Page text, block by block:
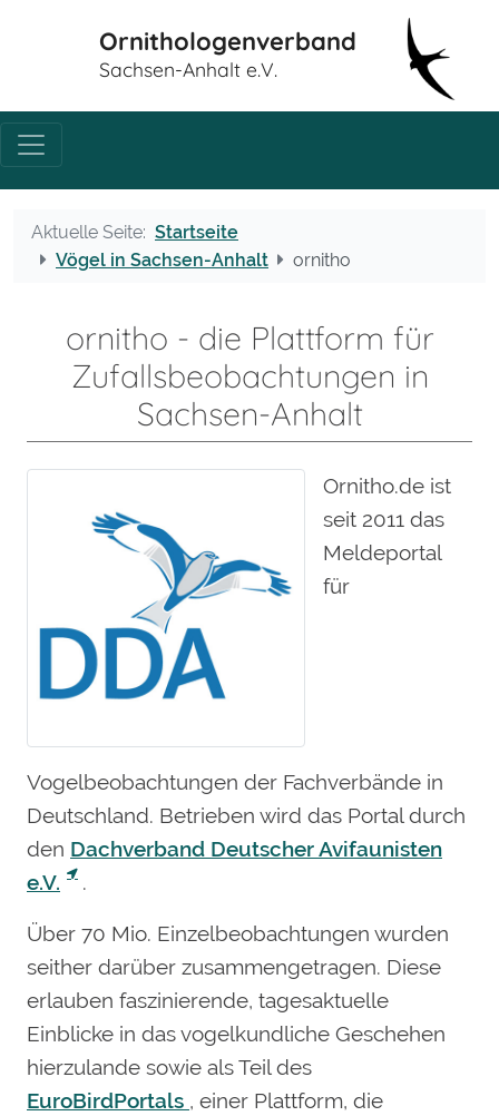
Ornithologenverband
Sachsen-Anhalt e.V.
Aktuelle Seite: Startseite
Vögel in Sachsen-Anhalt
ornitho
ornitho - die Plattform für
Zufallsbeobachtungen in
Sachsen-Anhalt
Ornitho.de ist
seit 2011 das
Meldeportal
für
Vogelbeobachtungen der Fachverbände in
Deutschland. Betrieben wird das Portal durch
den Dachverband Deutscher Avifaunisten
e.V.
.
Über 70 Mio. Einzelbeobachtungen wurden
seither darüber zusammengetragen. Diese
erlauben faszinierende, tagesaktuelle
Einblicke in das vogelkundliche Geschehen
hierzulande sowie als Teil des
EuroBirdPortals , einer Plattform, die